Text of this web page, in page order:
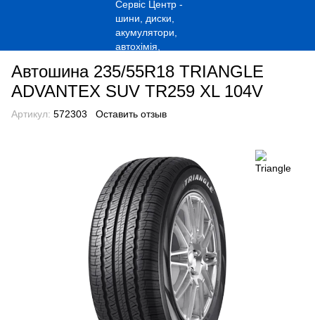
Автошина 235/55R18 TRIANGLE
ADVANTEX SUV TR259 XL 104V
Артикул: 572303 Оставить отзыв